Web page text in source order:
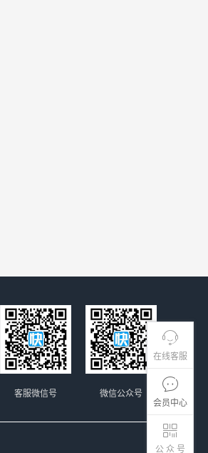
在线客服
会员中心
公 众 号
微信公众号
客服微信号